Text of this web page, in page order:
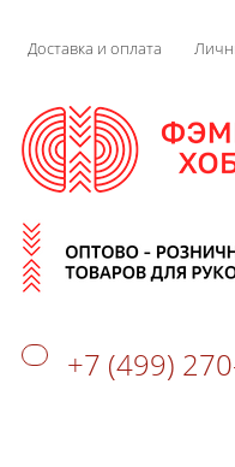
Доставка и оплата
+7 (499)